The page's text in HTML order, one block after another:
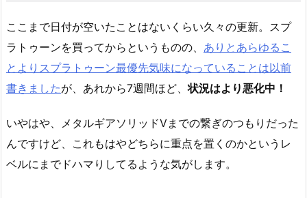
ここまで日付が空いたことはないくらい久々の更新。スプ
ラトゥーンを買ってからというものの、 ありとあらゆるこ
とよりスプラトゥーン最優先気味になっていることは以前
書きましたが、あれから7週間ほど、状況はより悪化中！
いやはや、メタルギアソリッドVまでの繋ぎのつもりだった
んですけど、これもはやどちらに重点を置くのかというレ
ベルにまでドハマりしてるような気がします。